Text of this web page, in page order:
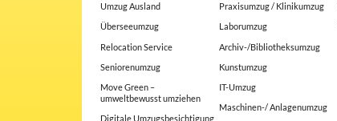
Umzug Ausland
Überseeumzug
Relocation Service
Seniorenumzug
Move Green –
umweltbewusst umziehen
Digitale Umzugsbesichtigung
Praxisumzug / Klinikumzug
Laborumzug
Archiv-/Bibliotheksumzug
Kunstumzug
IT-Umzug
Maschinen-/ Anlagenumzug